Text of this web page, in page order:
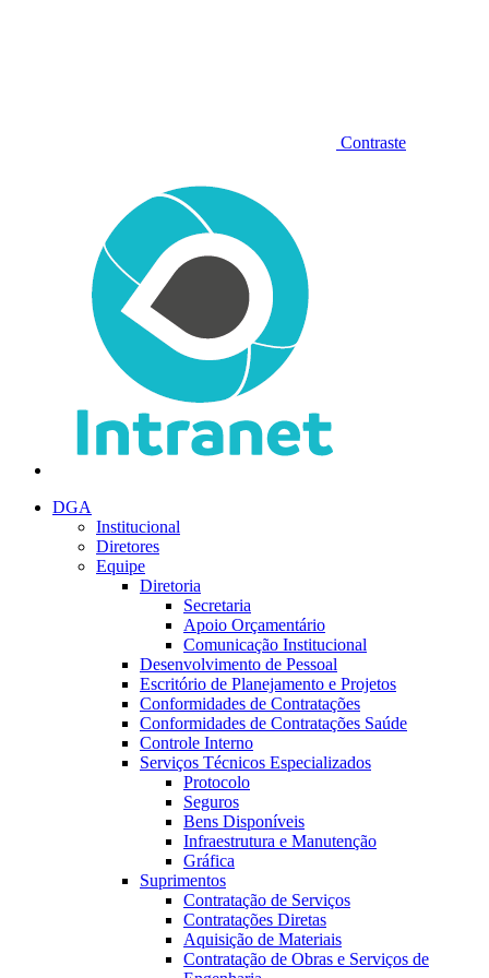
Contraste
DGA
Institucional
Diretores
Equipe
Diretoria
Secretaria
Apoio Orçamentário
Comunicação Institucional
Desenvolvimento de Pessoal
Escritório de Planejamento e Projetos
Conformidades de Contratações
Conformidades de Contratações Saúde
Controle Interno
Serviços Técnicos Especializados
Protocolo
Seguros
Bens Disponíveis
Infraestrutura e Manutenção
Gráfica
Suprimentos
Contratação de Serviços
Contratações Diretas
Aquisição de Materiais
Contratação de Obras e Serviços de